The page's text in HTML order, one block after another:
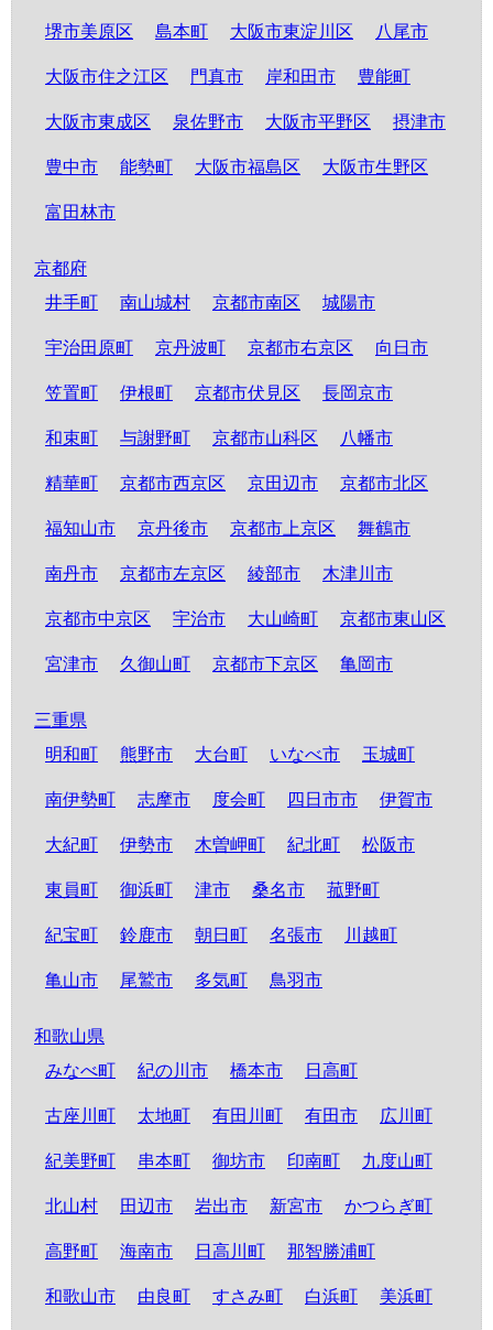
堺市美原区 島本町 大阪市東淀川区 八尾市
大阪市住之江区 門真市 岸和田市 豊能町
大阪市東成区 泉佐野市 大阪市平野区 摂津市
豊中市 能勢町 大阪市福島区 大阪市生野区
富田林市
京都府
井手町
南山城村 京都市南区 城陽市
宇治田原町 京丹波町 京都市右京区 向日市
笠置町 伊根町 京都市伏見区 長岡京市
和束町 与謝野町 京都市山科区 八幡市
精華町 京都市西京区 京田辺市 京都市北区
福知山市 京丹後市 京都市上京区 舞鶴市
南丹市 京都市左京区 綾部市 木津川市
京都市中京区 宇治市 大山崎町 京都市東山区
宮津市 久御山町 京都市下京区 亀岡市
三重県
明和町
熊野市 大台町 いなべ市 玉城町
南伊勢町 志摩市 度会町 四日市市 伊賀市
大紀町 伊勢市 木曽岬町 紀北町 松阪市
東員町 御浜町 津市 桑名市 菰野町
紀宝町 鈴鹿市 朝日町 名張市 川越町
亀山市 尾鷲市 多気町 鳥羽市
和歌山県
みなべ町
紀の川市 橋本市 日高町
古座川町 太地町 有田川町 有田市 広川町
紀美野町 串本町 御坊市 印南町 九度山町
北山村 田辺市 岩出市 新宮市 かつらぎ町
高野町 海南市 日高川町 那智勝浦町
和歌山市 由良町 すさみ町 白浜町 美浜町